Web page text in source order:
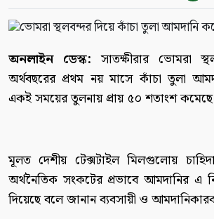
অনলাইন ডেস্ক: সাতক্ষীরার ভোমরা
অর্থবছরের প্রথম নয় মাসে কাঁচা তুলা
একই সময়ের তুলনায় প্রায় ৫০ শতাংশ
মূলত দেশীয় টেক্সটাইল মিলগুলোয়
অর্থনৈতিক সংকটের প্রভাবে আমদানির এ
দিয়েছে বলে জানান ব্যবসায়ী ও